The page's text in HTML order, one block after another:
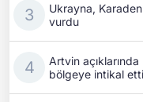
Ukrayna,
vurdu
Artvin
bölgeye intikal etti